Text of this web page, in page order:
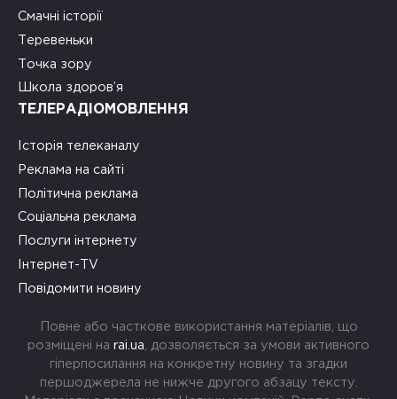
Смачні історії
Теревеньки
Точка зору
Школа здоров’я
ТЕЛЕРАДІОМОВЛЕННЯ
Історія телеканалу
Реклама на сайті
Політична реклама
Соціальна реклама
Послуги інтернету
Інтернет-TV
Повідомити новину
Повне або часткове використання матеріалів, що
розміщені на rai.ua , дозволяється за умови активного
гіперпосилання на конкретну новину та згадки
першоджерела не нижче другого абзацу тексту.